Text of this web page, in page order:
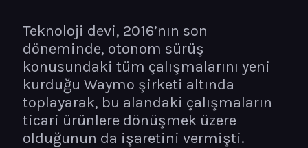
Teknoloji devi, 2016’nın son
döneminde, otonom sürüş
konusundaki tüm çalışmalarını yeni
kurduğu Waymo şirketi altında
toplayarak, bu alandaki çalışmaların
ticari ürünlere dönüşmek üzere
olduğunun da işaretini vermişti.